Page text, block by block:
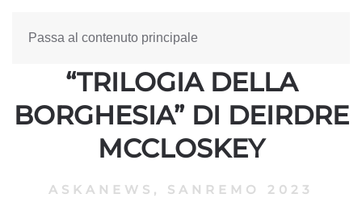
Passa al contenuto principale
ESCE IN ITALIA LA
“TRILOGIA DELLA
BORGHESIA” DI DEIRDRE
MCCLOSKEY
ASKANEWS , SANREMO 2023